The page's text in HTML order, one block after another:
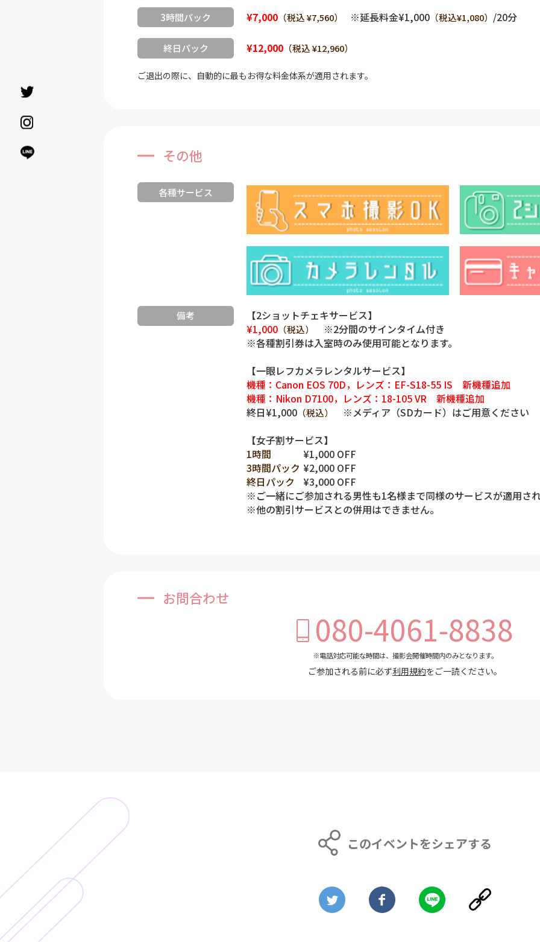
3時間パック ¥7,000 （税込 ¥7,560） ※延長料金¥1,000 （税込¥1,080） /20分
終日パック ¥12,000 （税込 ¥12,960）
ご退出の際に、自動的に最もお得な料金体系が適用されます。
その他
各種サービス
備考
【2ショットチェキサービス】
¥1,000 （税込）
※2分間のサインタイム付き
※各種割引券は入室時のみ使用可能となります。
【一眼レフカメラレンタルサービス】
機種：Canon EOS 70D，レンズ：EF-S18-55 IS 新機種追加
機種：Nikon D7100，レンズ：18-105 VR 新機種追加
終日¥1,000 （税込）
※メディア（SDカード）はご用意ください
【女子割サービス】
1時間
¥1,000 OFF
3時間パック ¥2,000 OFF
終日パック
¥3,000 OFF
※ご一緒にご参加される男性も1名様まで同様のサービスが適用さ
※他の割引サービスとの併用はできません。
お問合わせ
080-4061-8838
※電話対応可能な時間は、撮影会開催時間内のみとなります。
ご参加される前に必ず利用規約をご一読ください。
このイベントをシェアする